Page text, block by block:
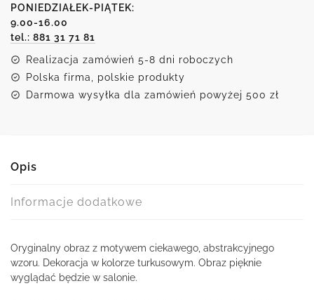
turkusową
PONIEDZIAŁEK-PIĄTEK:
9.00-16.00
tel.: 881 31 71 81
Realizacja zamówień 5-8 dni roboczych
Polska firma, polskie produkty
Darmowa wysyłka dla zamówień powyżej 500 zł
Opis
Informacje dodatkowe
Oryginalny obraz z motywem ciekawego, abstrakcyjnego
wzoru. Dekoracja w kolorze turkusowym. Obraz pięknie
wyglądać będzie w salonie.